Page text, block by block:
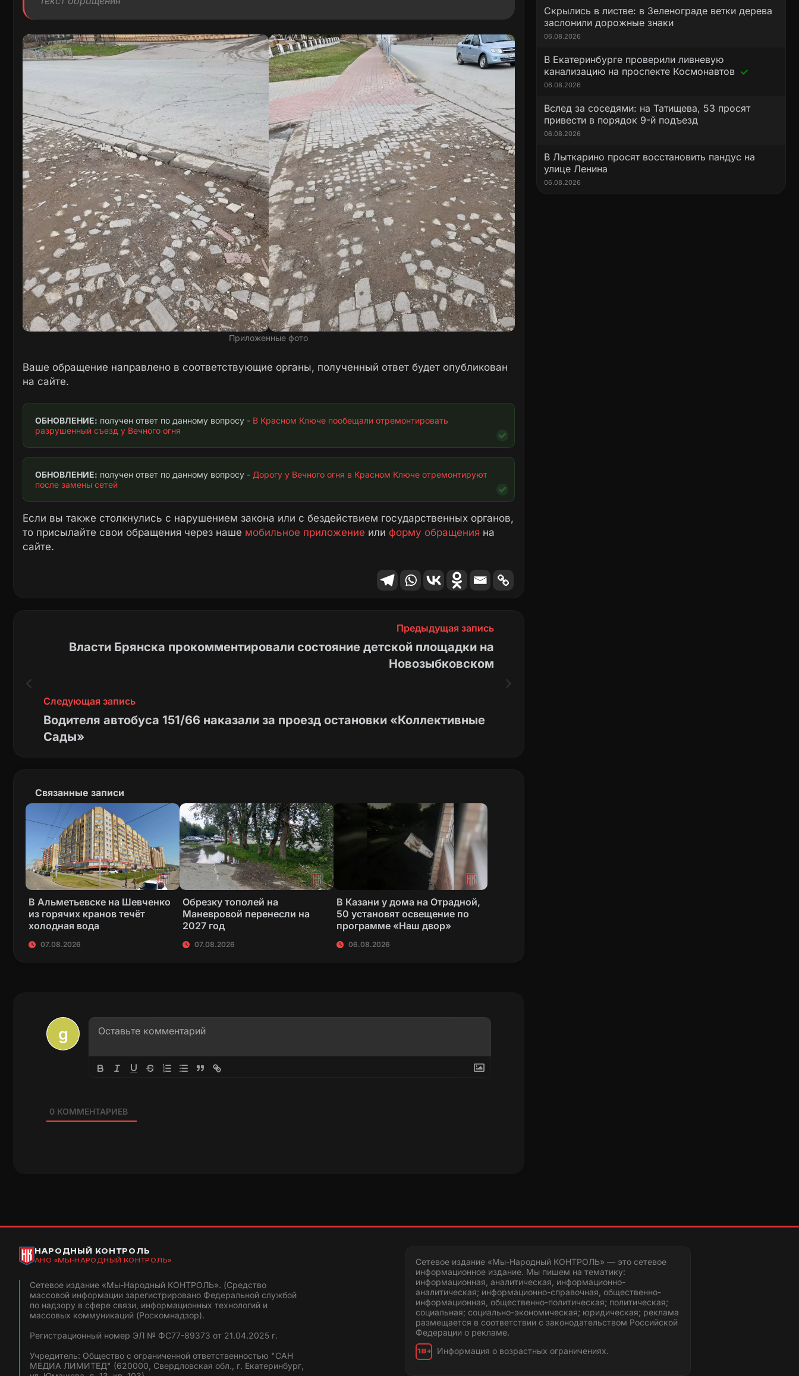
Приложенные фото
Ваше обращение направлено в соответствующие органы, полученный ответ будет опубликован
на сайте.
ОБНОВЛЕНИЕ: получен ответ по данному вопросу - В Красном Ключе пообещали отремонтировать
разрушенный съезд у Вечного огня
ОБНОВЛЕНИЕ: получен ответ по данному вопросу - Дорогу у Вечного огня в Красном Ключе отремонтируют
после замены сетей
Если вы также столкнулись с нарушением закона или с бездействием государственных органов,
то присылайте свои обращения через наше мобильное приложение или форму обращения на
сайте.
Предыдущая запись
Власти Брянска прокомментировали состояние детской площадки на
Новозыбковском
Следующая запись
Водителя автобуса 151/66 наказали за проезд остановки «Коллективные
Сады»
Связанные записи
В Альметьевске на Шевченко
из горячих кранов течёт
холодная вода
07.08.2026
Обрезку тополей на
Маневровой перенесли на
2027 год
07.08.2026
В Казани у дома на Отрадной,
50 установят освещение по
программе «Наш двор»
06.08.2026
0КОММЕНТАРИЕВ
Скрылись в листве: в Зеленограде ветки дерева
заслонили дорожные знаки
06.08.2026
В Екатеринбурге проверили ливневую
канализацию на проспекте Космонавтов
06.08.2026
Вслед за соседями: на Татищева, 53 просят
привести в порядок 9-й подъезд
06.08.2026
В Лыткарино просят восстановить пандус на
улице Ленина
06.08.2026
НАРОДНЫЙ КОНТРОЛЬ
АНО «МЫ-НАРОДНЫЙ КОНТРОЛЬ»
Сетевое издание «Мы-Народный КОНТРОЛЬ». (Средство
массовой информации зарегистрировано Федеральной службой
по надзору в сфере связи, информационных технологий и
массовых коммуникаций (Роскомнадзор).
Регистрационный номер ЭЛ № ФС77-89373 от 21.04.2025 г.
Учредитель: Общество с ограниченной ответственностью "САН
МЕДИА ЛИМИТЕД" (620000, Свердловская обл., г. Екатеринбург,
Сетевое издание «Мы-Народный КОНТРОЛЬ» — это сетевое
информационное издание. Мы пишем на тематику:
информационная, аналитическая, информационно-
аналитическая; информационно-справочная, общественно-
информационная, общественно-политическая; политическая;
социальная; социально-экономическая; юридическая; реклама
размещается в соответствии с законодательством Российской
Федерации о рекламе.
18+ Информация о возрастных ограничениях.